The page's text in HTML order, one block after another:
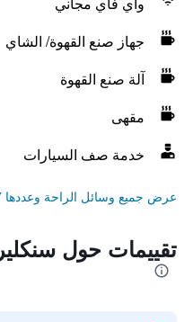
جهاز صنع القهوة/ الشاي
آلة صنع القهوة
مقهى
خدمة صف السيارات
عرض جميع وسائل الراحة وعددها 97
تقييمات حول